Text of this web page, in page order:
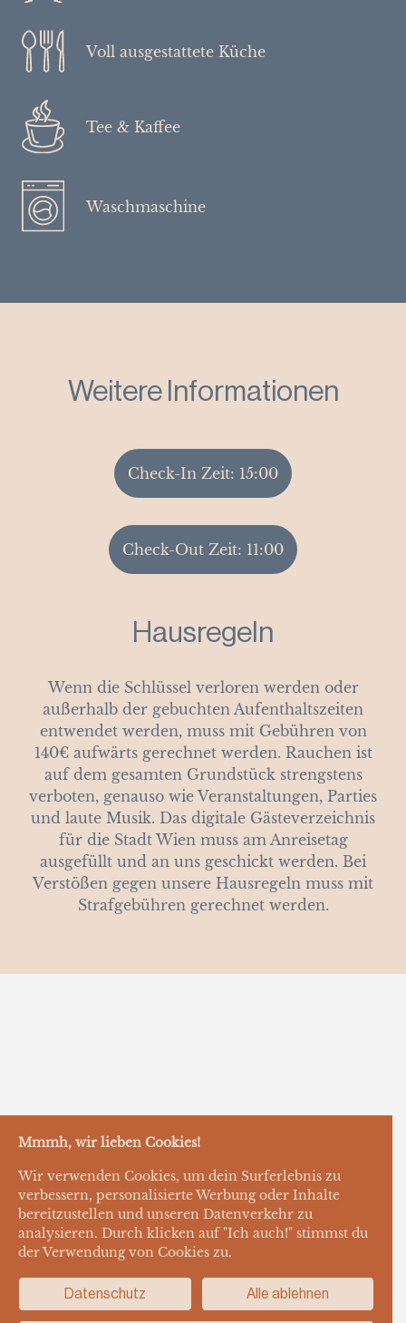
Voll ausgestattete Küche
Tee & Kaffee
Waschmaschine
Weitere Informationen
Check-In Zeit: 15:00
Check-Out Zeit: 11:00
Hausregeln
Wenn die Schlüssel verloren werden oder
außerhalb der gebuchten Aufenthaltszeiten
entwendet werden, muss mit Gebühren von
140€ aufwärts gerechnet werden. Rauchen ist
auf dem gesamten Grundstück strengstens
verboten, genauso wie Veranstaltungen, Parties
und laute Musik. Das digitale Gästeverzeichnis
für die Stadt Wien muss am Anreisetag
ausgefüllt und an uns geschickt werden. Bei
Verstößen gegen unsere Hausregeln muss mit
Strafgebühren gerechnet werden.
Mmmh, wir lieben Cookies!
Wir verwenden Cookies, um dein Surferlebnis zu
verbessern, personalisierte Werbung oder Inhalte
bereitzustellen und unseren Datenverkehr zu
analysieren. Durch klicken auf "Ich auch!" stimmst du
der Verwendung von Cookies zu.
Datenschutz Alle ablehnen